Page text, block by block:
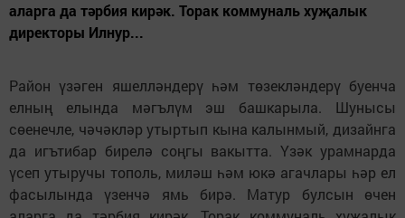
аларга да тәрбия кирәк. Торак коммуналь хуҗалык
директоры Илнур...
Район үзәген яшел­ләндерү һәм төзек­ләндерү буенча
елның елында мәгълүм эш башкарыла. Шунысы
сөенечле, чәчәкләр утыртып кына калынмый, дизайнга
да игътибар бирелә соңгы вакытта. Үзәк урамнарда
үсеп утыручы тополь, миләш һәм юкә агачлары һәр ел
фасылында үзенчә ямь бирә. Матур булсын өчен